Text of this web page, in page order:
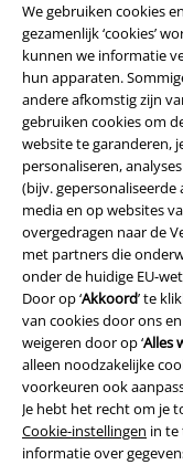
We gebruiken cookies
gezamenlijk ‘cookies’
kunnen we informatie
hun apparaten.
andere afkomstig zijn
gebruiken cookies om
website te garanderen,
personaliseren,
(bijv.
media en op websites
overgedragen naar de
met partners die
onder de huidige EU-
Door op ‘Akkoord’ te
van cookies door ons
weigeren door op ‘Alles
alleen noodzakelijke
voorkeuren ook
Je hebt het recht om je
Cookie-instellingen in te
informatie over
Over Large
Duurzaamheid
Maak